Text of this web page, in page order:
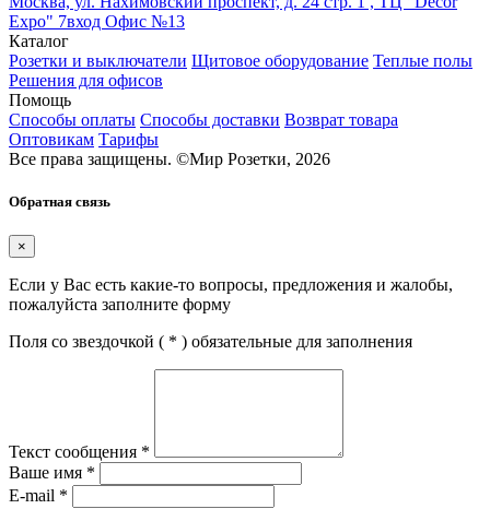
Expo" 7вход Офис №13
Каталог
Розетки и выключатели Щитовое оборудование Теплые полы
Решения для офисов
Помощь
Способы оплаты Способы доставки Возврат товара
Оптовикам Тарифы
Все права защищены. ©Мир Розетки, 2026
Обратная связь
×
Если у Вас есть какие-то вопросы, предложения и жалобы,
пожалуйста заполните форму
Поля со звездочкой ( * ) обязательные для заполнения
Текст сообщения *
Ваше имя *
E-mail *